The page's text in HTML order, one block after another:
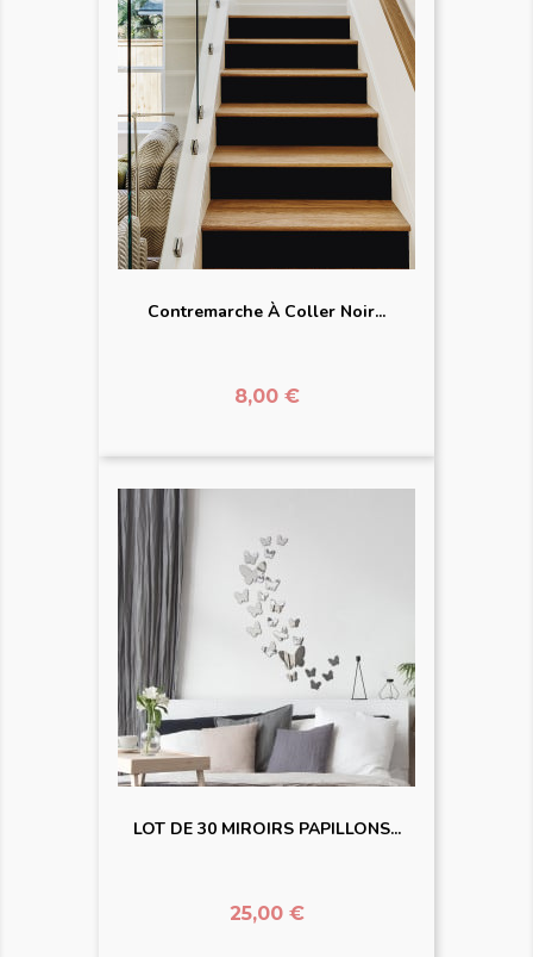
Contremarche À Coller Noir...
Prix
8,00 €
LOT DE 30 MIROIRS PAPILLONS...
Prix
25,00 €